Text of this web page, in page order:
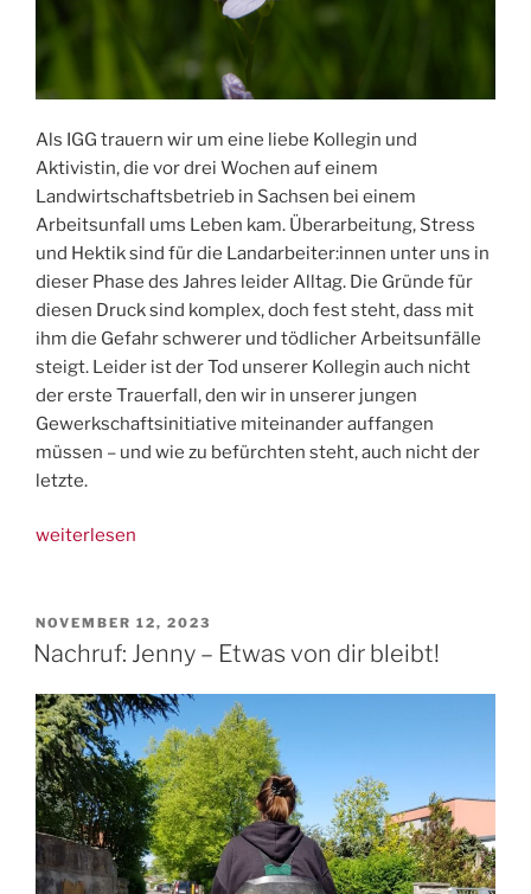
Als IGG trauern wir um eine liebe Kollegin und
Aktivistin, die vor drei Wochen auf einem
Landwirtschaftsbetrieb in Sachsen bei einem
Arbeitsunfall ums Leben kam. Überarbeitung, Stress
und Hektik sind für die Landarbeiter:innen unter uns in
dieser Phase des Jahres leider Alltag. Die Gründe für
diesen Druck sind komplex, doch fest steht, dass mit
ihm die Gefahr schwerer und tödlicher Arbeitsunfälle
steigt. Leider ist der Tod unserer Kollegin auch nicht
der erste Trauerfall, den wir in unserer jungen
Gewerkschaftsinitiative miteinander auffangen
müssen – und wie zu befürchten steht, auch nicht der
letzte.
„In
in
der
–
passt
aufeinander
auf!“
weiterlesen
VERÖFFENTLICHT
AM
NOVEMBER 12, 2023
Nachruf: Jenny – Etwas von dir bleibt!